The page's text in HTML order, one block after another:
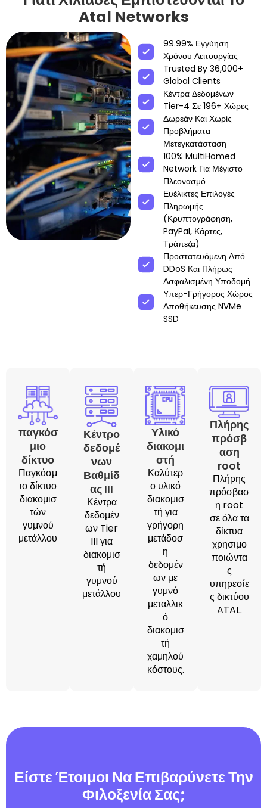
Atal Networks
99.99% Εγγύηση
Χρόνου Λειτουργίας
Trusted By 36,000+
Global Clients
Κέντρα Δεδομένων
Tier-4 Σε 196+ Χώρες
Δωρεάν Και Χωρίς
Προβλήματα
Μετεγκατάσταση
100% MultiHomed
Network Για Μέγιστο
Πλεονασμό
Ευέλικτες Επιλογές
Πληρωμής
(κρυπτογράφηση,
PayPal, Κάρτες,
Τράπεζα)
Προστατευόμενη Από
DDoS Και Πλήρως
Ασφαλισμένη Υποδομή
Υπερ-Γρήγορος Χώρος
Αποθήκευσης NVMe
SSD
παγκόσ
μιο
δίκτυο
Παγκόσμ
ιο δίκτυο
διακομισ
τών
γυμνού
μετάλλου
Κέντρο
δεδομέ
νων
Βαθμίδ
ας III
Κέντρα
δεδομέν
ων Tier
III για
διακομισ
τή
γυμνού
μετάλλου
Υλικό
διακομι
στή
Καλύτερ
ο υλικό
διακομισ
τή για
γρήγορη
μετάδοσ
η
δεδομέν
ων με
γυμνό
μεταλλικ
ό
διακομισ
τή
χαμηλού
κόστους.
Πλήρης
πρόσβ
αση
root
Πλήρης
πρόσβασ
η root
σε όλα τα
δίκτυα
χρησιμο
ποιώντα
ς
υπηρεσίε
ς δικτύου
ATAL.
Είστε Έτοιμοι Να Επιβαρύνετε Την
Φιλοξενία Σας;